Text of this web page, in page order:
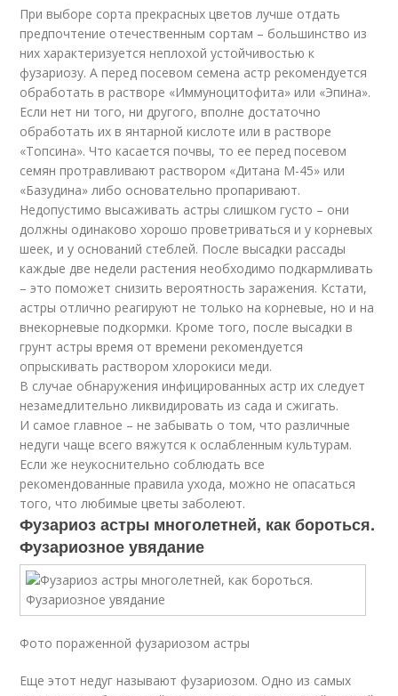
При выборе сорта прекрасных цветов лучше отдать
предпочтение отечественным сортам – большинство из
них характеризуется неплохой устойчивостью к
фузариозу. А перед посевом семена астр рекомендуется
обработать в растворе «Иммуноцитофита» или «Эпина».
Если нет ни того, ни другого, вполне достаточно
обработать их в янтарной кислоте или в растворе
«Топсина». Что касается почвы, то ее перед посевом
семян протравливают раствором «Дитана М-45» или
«Базудина» либо основательно пропаривают.
Недопустимо высаживать астры слишком густо – они
должны одинаково хорошо проветриваться и у корневых
шеек, и у оснований стеблей. После высадки рассады
каждые две недели растения необходимо подкармливать
– это поможет снизить вероятность заражения. Кстати,
астры отлично реагируют не только на корневые, но и на
внекорневые подкормки. Кроме того, после высадки в
грунт астры время от времени рекомендуется
опрыскивать раствором хлорокиси меди.
В случае обнаружения инфицированных астр их следует
незамедлительно ликвидировать из сада и сжигать.
И самое главное – не забывать о том, что различные
недуги чаще всего вяжутся к ослабленным культурам.
Если же неукоснительно соблюдать все
рекомендованные правила ухода, можно не опасаться
того, что любимые цветы заболеют.
Фузариоз астры многолетней, как бороться.
Фузариозное увядание
Фото пораженной фузариозом астры
Еще этот недуг называют фузариозом. Одно из самых